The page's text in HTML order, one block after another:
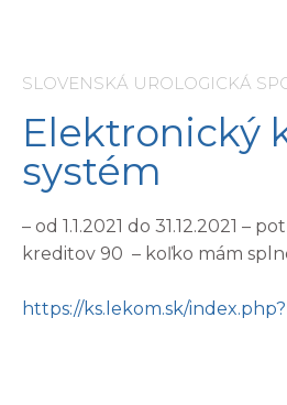
SLOVENSKÁ UROLOGICKÁ
Elektronický
systém
– od 1.1.2021 do 31.12.2021 –
kreditov 90 – koľko mám
https://ks.lekom.sk/index.php?